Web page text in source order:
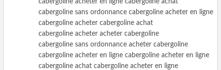
cabergoline acheter en ligne cabergoline achat
cabergoline sans ordonnance cabergoline acheter en ligne
cabergoline acheter cabergoline achat
cabergoline acheter acheter cabergoline
cabergoline sans ordonnance acheter cabergoline
cabergoline acheter en ligne cabergoline acheter en ligne
cabergoline achat cabergoline acheter en ligne